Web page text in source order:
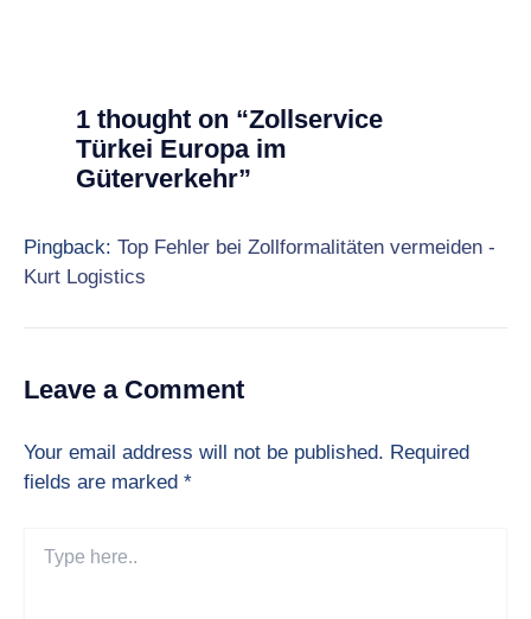
1 thought on “Zollservice
Türkei Europa im
Güterverkehr”
Pingback: Top Fehler bei Zollformalitäten vermeiden -
Kurt Logistics
Leave a Comment
Your email address will not be published. Required
fields are marked *
here..